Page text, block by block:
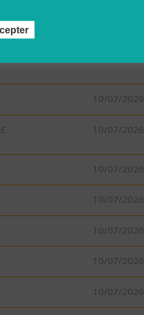
10/07/2026
10/07/2026
10/07/2026
10/07/2026
10/07/2026
10/07/2026
10/07/2026